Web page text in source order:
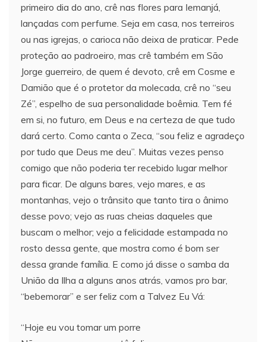
primeiro dia do ano, crê nas flores para Iemanjá,
lançadas com perfume. Seja em casa, nos terreiros
ou nas igrejas, o carioca não deixa de praticar. Pede
proteção ao padroeiro, mas crê também em São
Jorge guerreiro, de quem é devoto, crê em Cosme e
Damião que é o protetor da molecada, crê no “seu
Zé”, espelho de sua personalidade boêmia. Tem fé
em si, no futuro, em Deus e na certeza de que tudo
dará certo. Como canta o Zeca, “sou feliz e agradeço
por tudo que Deus me deu”. Muitas vezes penso
comigo que não poderia ter recebido lugar melhor
para ficar. De alguns bares, vejo mares, e as
montanhas, vejo o trânsito que tanto tira o ânimo
desse povo; vejo as ruas cheias daqueles que
buscam o melhor; vejo a felicidade estampada no
rosto dessa gente, que mostra como é bom ser
dessa grande família. E como já disse o samba da
União da Ilha a alguns anos atrás, vamos pro bar,
“bebemorar” e ser feliz com a Talvez Eu Vá:
“Hoje eu vou tomar um porre